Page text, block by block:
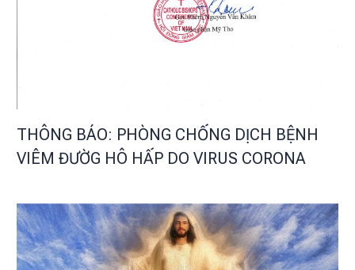
THÔNG BÁO: PHÒNG CHỐNG DỊCH BỆNH
VIÊM ĐƯỜG HÔ HẤP DO VIRUS CORONA